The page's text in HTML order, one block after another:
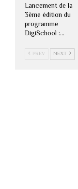
Lancement de la
3ème édition du
programme
DigiSchool :…
PREV NEXT